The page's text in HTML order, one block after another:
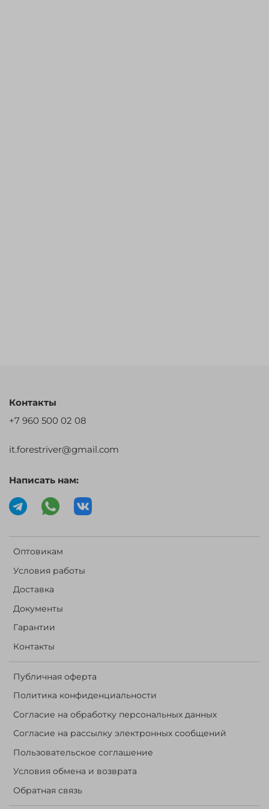
Оптовикам
Условия работы
Доставка
Документы
Гарантии
Контакты
Публичная оферта
Политика конфиденциальности
Согласие на обработку персональных данных
Согласие на рассылку электронных сообщений
Пользовательское соглашение
Условия обмена и возврата
Обратная связь
Контакты
+7 960 500 02 08
it.forestriver@gmail.com
Написать нам: